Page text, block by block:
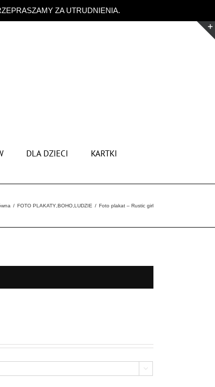
ZA UTRUDNIENIA.
DLA DZIECI KARTKI
FOTO PLAKATY BOHO LUDZIE Foto plakat – Rustic girl
